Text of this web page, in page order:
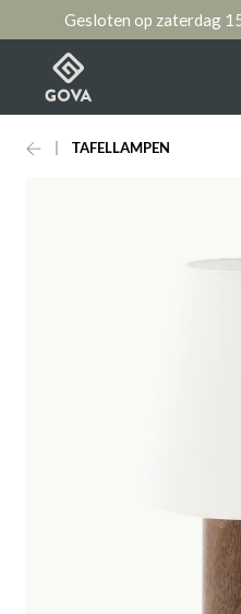
Gesloten op zaterdag
Collectie
TAFELLAMPEN